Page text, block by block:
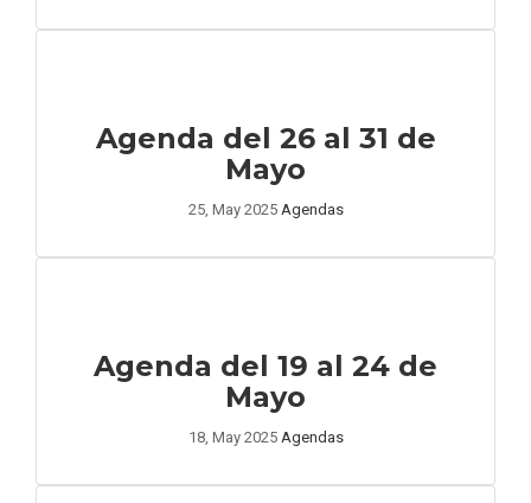
Agenda del 26 al 31 de
Mayo
25, May 2025 Agendas
Agenda del 19 al 24 de
Mayo
18, May 2025 Agendas